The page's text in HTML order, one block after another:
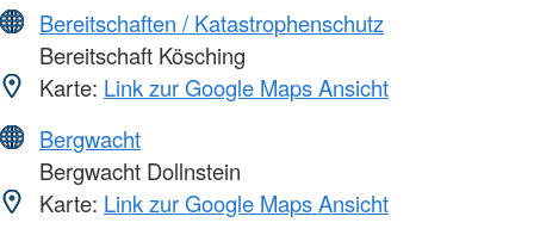
Bereitschaften / Katastrophenschutz
Bereitschaft Kösching
Karte: Link zur Google Maps Ansicht
Bergwacht
Bergwacht Dollnstein
Karte: Link zur Google Maps Ansicht